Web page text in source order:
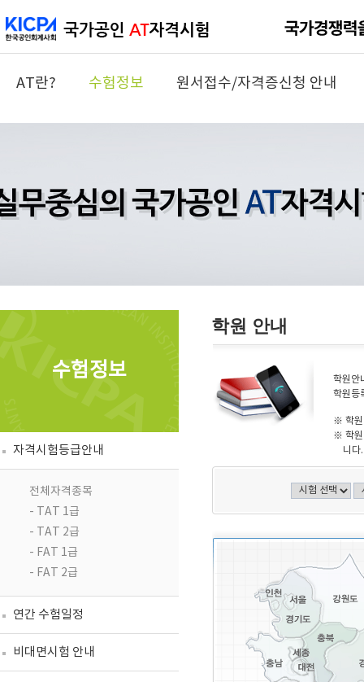
AT란? 수험정보 원서접수/자격증신청 안내
수험정보
자격시험등급안내
전체자격종목
- TAT 1급
- TAT 2급
- FAT 1급
- FAT 2급
연간 수험일정
비대면시험 안내
학원 안내
학원안
학원등
※ 학원
※ 학원
니다.